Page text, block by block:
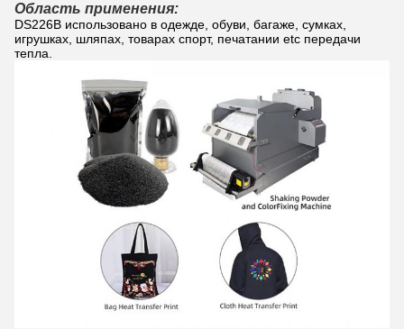
Область применения:
DS226B использовано в одежде, обуви, багаже, сумках,
игрушках, шляпах, товарах спорт, печатании etc передачи
тепла.